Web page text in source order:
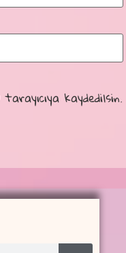
kaydedilsin.